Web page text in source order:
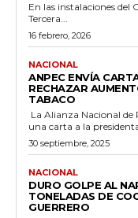
En las instalaciones del
Tercera...
16 febrero, 2026
NACIONAL
ANPEC ENVÍA
RECHAZAR
TABACO
La Alianza Nacional de
una carta a la
30 septiembre, 2025
NACIONAL
DURO GOLPE AL
TONELADAS DE
GUERRERO